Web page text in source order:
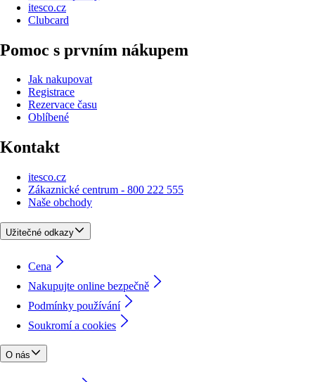
itesco.cz
Clubcard
Pomoc s prvním nákupem
Jak nakupovat
Registrace
Rezervace času
Oblíbené
Kontakt
itesco.cz
Zákaznické centrum - 800 222 555
Naše obchody
Užitečné odkazy
Cena
Nakupujte online bezpečně
Podmínky používání
Soukromí a cookies
O nás